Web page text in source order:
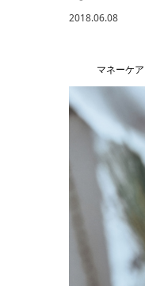
2018.06.08
マネーケア